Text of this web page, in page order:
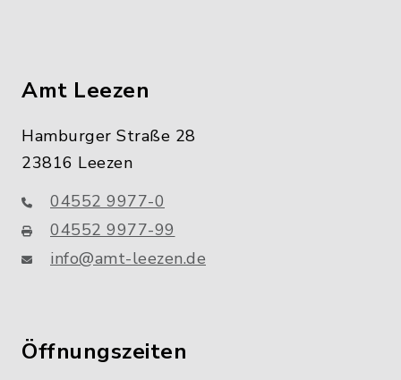
Amt Leezen
Hamburger Straße 28
23816 Leezen
04552 9977-0
04552 9977-99
info@amt-leezen.de
Öffnungszeiten